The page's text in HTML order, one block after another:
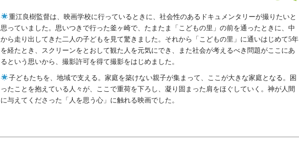
重江良樹監督は、映画学校に行っているときに、社会性のあるドキュメンタリーが撮りたいと
思っていました。思いつきで行った釜ヶ崎で、たまたま「こどもの里」の前を通ったときに、中
から走り出してきた二人の子どもを見て驚きました。それから「こどもの里」に通いはじめて5年
を経たとき、スクリーンをとおして観た人を元気にでき、また社会が考えるべき問題がここにあ
るという思いから、撮影許可を得て撮影をはじめました。
子どもたちを、地域で支える。家庭を築けない親子が集まって、ここが大きな家庭となる。困
ったことを抱えている人々が、ここで重荷を下ろし、凝り固まった肩をほぐしていく。神が人間
に与えてくださった「人を思う心」に触れる映画でした。